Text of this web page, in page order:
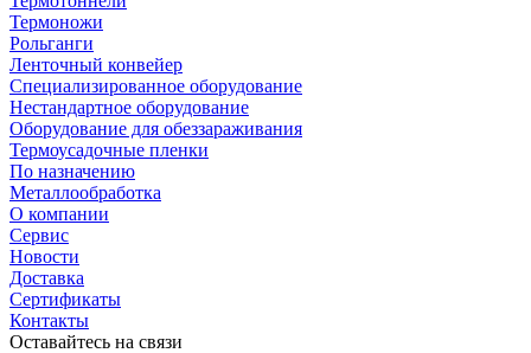
Термоножи
Рольганги
Ленточный конвейер
Специализированное оборудование
Нестандартное оборудование
Оборудование для обеззараживания
Термоусадочные пленки
По назначению
Металлообработка
О компании
Сервис
Новости
Доставка
Сертификаты
Контакты
Оставайтесь на связи